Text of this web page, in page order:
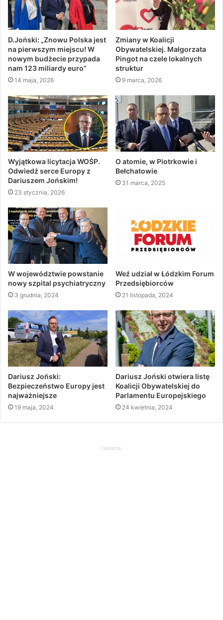
D.Joński: „Znowu Polska jest
na pierwszym miejscu! W
nowym budżecie przypada
nam 123 miliardy euro”
14 maja, 2026
Zmiany w Koalicji
Obywatelskiej. Małgorzata
Pingot na czele lokalnych
struktur
9 marca, 2026
Wyjątkowa licytacja WOŚP.
Odwiedź serce Europy z
Dariuszem Jońskim!
23 stycznia, 2026
O atomie, w Piotrkowie i
Bełchatowie
31 marca, 2025
W województwie powstanie
nowy szpital psychiatryczny
3 grudnia, 2024
Weź udział w Łódzkim Forum
Przedsiębiorców
21 listopada, 2024
Dariusz Joński:
Bezpieczeństwo Europy jest
najważniejsze
19 maja, 2024
Dariusz Joński otwiera listę
Koalicji Obywatelskiej do
Parlamentu Europejskiego
24 kwietnia, 2024
reklama